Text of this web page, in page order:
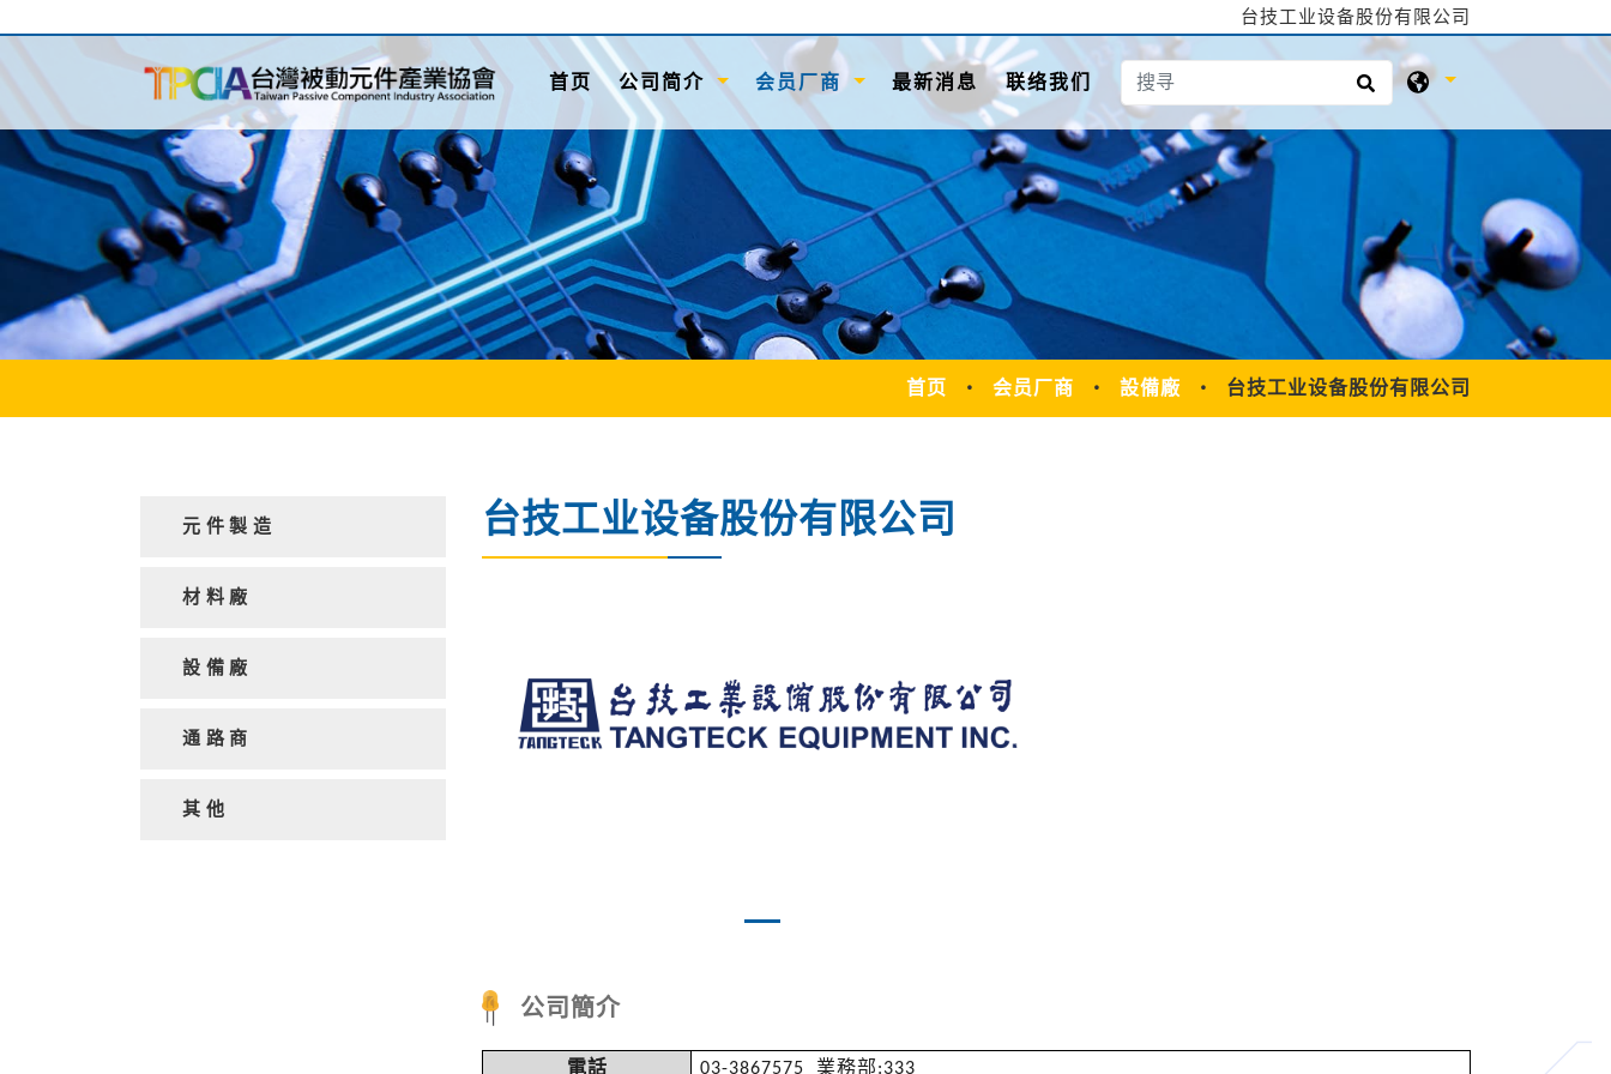
台技工业设备股份有限公司
首页 (current)
公司简介 会员厂商 最新消息 联络我们
首页 会员厂商 設備廠 台技工业设备股份有限公司
元件製造
材料廠
設備廠
通路商
其他
台技工业设备股份有限公司
公司簡介
電話 03-3867575 業務部:333